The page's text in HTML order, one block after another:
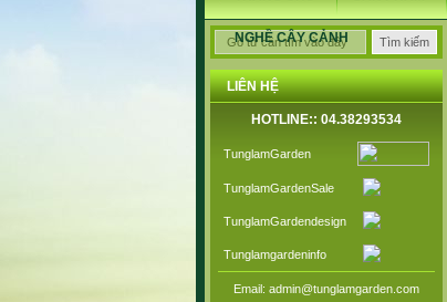
NGHỀ CÂY CẢNH
LIÊN HỆ
HOTLINE:: 04.38293534
TunglamGarden
TunglamGardenSale
TunglamGardendesign
Tunglamgardeninfo
Email: admin@tunglamgarden.com